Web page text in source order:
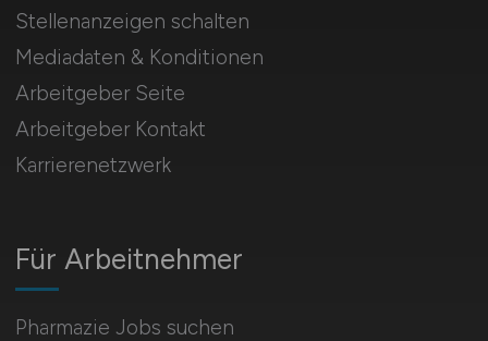
Für Arbeitnehmer
Pharmazie Jobs suchen
Stellenanzeigen schalten
Mediadaten & Konditionen
Arbeitgeber Seite
Arbeitgeber Kontakt
Karrierenetzwerk